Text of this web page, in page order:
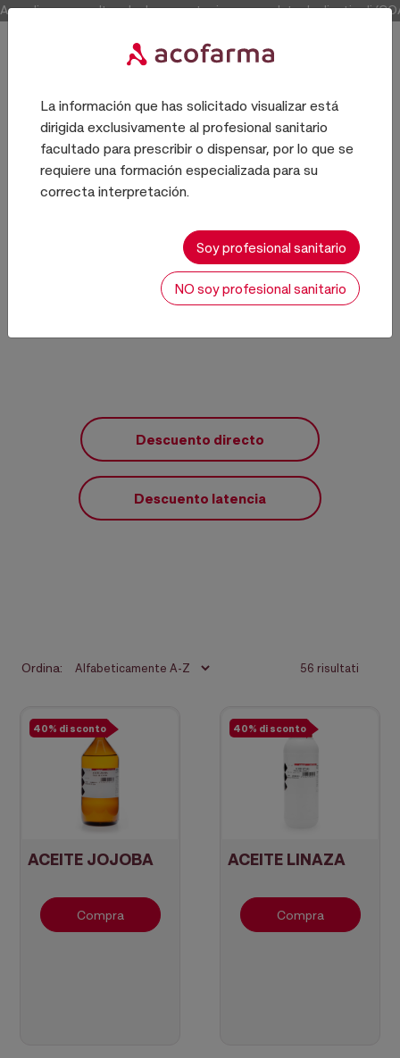
Accedi per consultare la documentazione completa degli articoli
Inizio
Promozioni
Descuento directo
Descuento latencia
Ordina: 56 risultati
40% di sconto
ACEITE JOJOBA
Compra
40% di sconto
ACEITE LINAZA
Compra
La información que has solicitado visualizar está
dirigida exclusivamente al profesional sanitario
facultado para prescribir o dispensar, por lo que se
requiere una formación especializada para su
correcta interpretación.
Soy profesional sanitario
NO soy profesional sanitario